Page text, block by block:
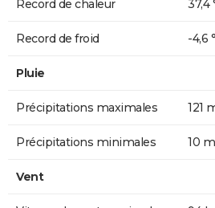
Record de chaleur 37,4
Record de froid -4,6
Pluie
Précipitations maximales 121
Précipitations minimales 10
Vent